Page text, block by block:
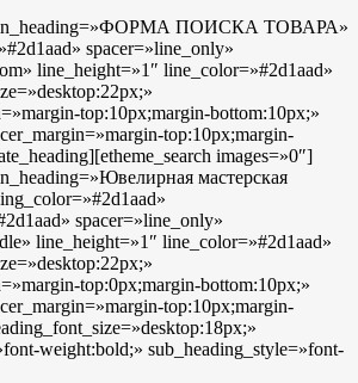
ПОИСКА ТОВАРА»
spacer=»line_only»
line_height=»1″ line_color=»#2d1aad»
top:10px;margin-bottom:10px;»
top:10px;margin-
images=»0″]
мастерская
spacer=»line_only»
line_height=»1″ line_color=»#2d1aad»
top:0px;margin-bottom:10px;»
top:10px;margin-
weight:bold;» sub_heading_style=»font-